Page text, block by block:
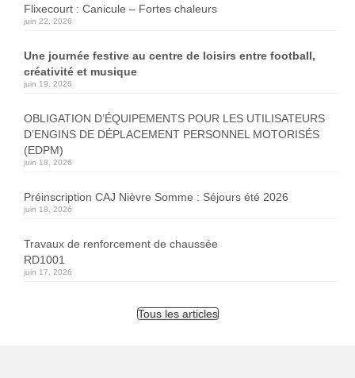
Flixecourt : Canicule – Fortes chaleurs
juin 22, 2026
Une journée festive au centre de loisirs entre football,
créativité et musique
juin 19, 2026
OBLIGATION D’ÉQUIPEMENTS POUR LES UTILISATEURS
D’ENGINS DE DÉPLACEMENT PERSONNEL MOTORISÉS
(EDPM)
juin 18, 2026
Préinscription CAJ Nièvre Somme : Séjours été 2026
juin 18, 2026
Travaux de renforcement de chaussée
RD1001
juin 17, 2026
Tous les articles